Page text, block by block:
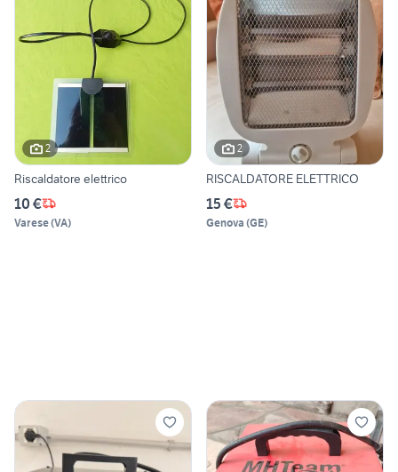
2
Riscaldatore elettrico
10 €
Varese(VA)
2
RISCALDATORE ELETTRICO
15 €
Genova (GE)